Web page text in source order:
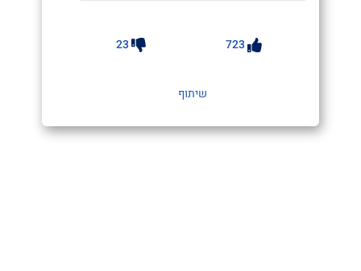
723
23
שיתוף